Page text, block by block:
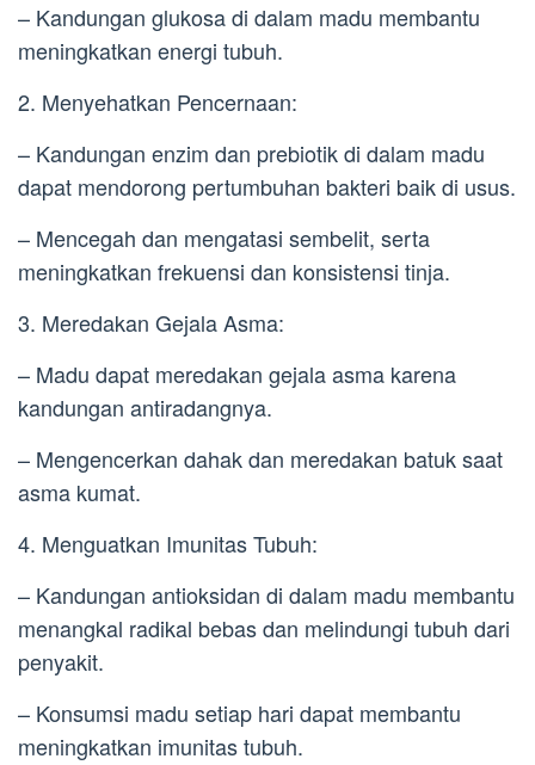
– Kandungan glukosa di dalam madu membantu
meningkatkan energi tubuh.
2. Menyehatkan Pencernaan:
– Kandungan enzim dan prebiotik di dalam madu
dapat mendorong pertumbuhan bakteri baik di usus.
– Mencegah dan mengatasi sembelit, serta
meningkatkan frekuensi dan konsistensi tinja.
3. Meredakan Gejala Asma:
– Madu dapat meredakan gejala asma karena
kandungan antiradangnya.
– Mengencerkan dahak dan meredakan batuk saat
asma kumat.
4. Menguatkan Imunitas Tubuh:
– Kandungan antioksidan di dalam madu membantu
menangkal radikal bebas dan melindungi tubuh dari
penyakit.
– Konsumsi madu setiap hari dapat membantu
meningkatkan imunitas tubuh.